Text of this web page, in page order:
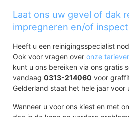
Laat ons uw gevel of dak
impregneren en/of
Heeft u een reinigingsspecialist
Ook voor vragen overonze
kunt u ons bereiken via ons gratis
vandaag0313-214060 voor
Gelderland staat het hele jaar voor
Wanneer u voor ons kiest en met